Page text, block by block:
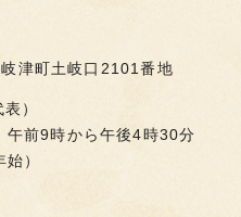
津町土岐口2101番地
）
前9時から午後4時30分
）